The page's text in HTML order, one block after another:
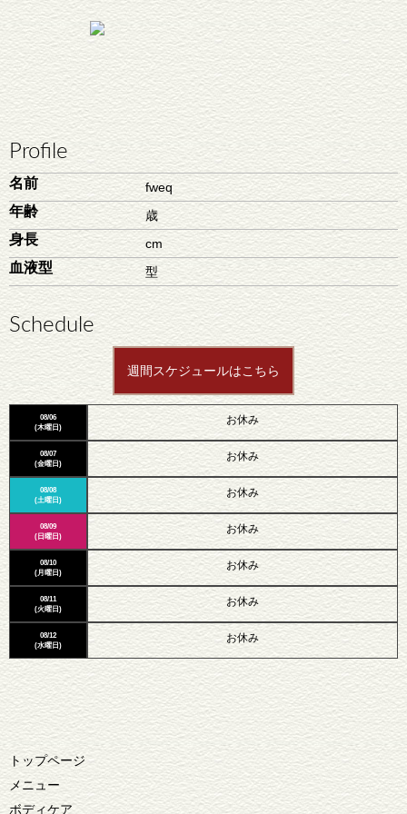
Profile
名前 fweq
年齢 歳
身長 cm
血液型 型
Schedule
週間スケジュールはこちら
08/06
(木曜日)
08/07
(金曜日)
08/08
(土曜日)
08/09
(日曜日)
08/10
(月曜日)
08/11
(火曜日)
08/12
(水曜日)
お休み
お休み
お休み
お休み
お休み
お休み
お休み
トップページ
メニュー
ボディケア